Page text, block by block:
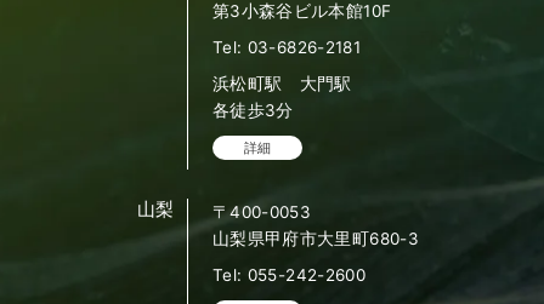
第3小森谷ビル本館10F
Tel: 03-6826-2181
浜松町駅 大門駅
各徒歩3分
詳細
山梨
〒400-0053
山梨県甲府市大里町680-3
Tel: 055-242-2600